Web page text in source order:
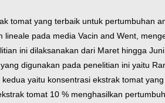
tomat yang terbaik untuk pertumbuhan
pada media Vacin and Went,
ini dilaksanakan dari Maret hingga
digunakan pada penelitian ini yaitu
yaitu konsentrasi ekstrak tomat
tomat 10 % menghasilkan